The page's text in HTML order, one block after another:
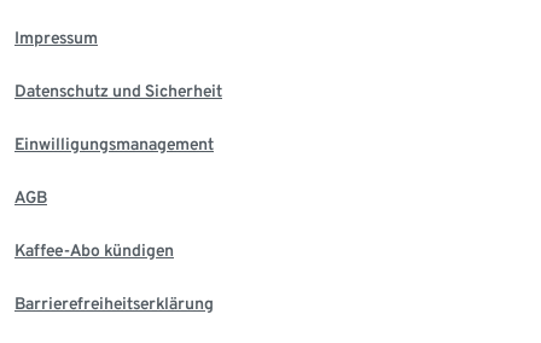
Impressum
Datenschutz und Sicherheit
Einwilligungsmanagement
AGB
Kaffee-Abo kündigen
Barrierefreiheitserklärung